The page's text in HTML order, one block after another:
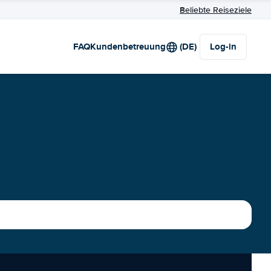
Beliebte Reiseziele
FAQKundenbetreuung (DE) Log-in